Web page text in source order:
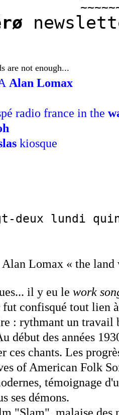
are not enough...
Alan Lomax
radio france in the
kiosque
deux lundi
Lomax « the land
il y eu le work
confisqué tout lien
: rythmant un travail
début des années
ces chants. Les
of American Folk
témoignage
ses démons.